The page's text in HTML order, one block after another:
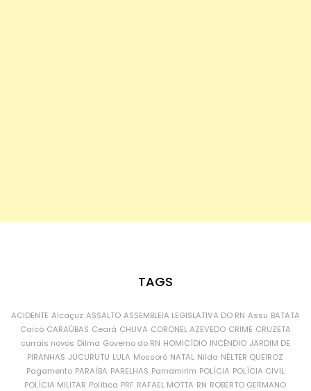
TAGS
ACIDENTE Alcaçuz ASSALTO ASSEMBLEIA LEGISLATIVA DO RN Assu BATATA
Caicó CARAÚBAS Ceará CHUVA CORONEL AZEVEDO CRIME CRUZETA
currais novos Dilma Governo do RN HOMICÍDIO INCÊNDIO JARDIM DE
PIRANHAS JUCURUTU LULA Mossoró NATAL Nilda NÉLTER QUEIROZ
Pagamento PARAÍBA PARELHAS Parnamirim POLÍCIA POLÍCIA CIVIL
POLÍCIA MILITAR Política PRF RAFAEL MOTTA RN ROBERTO GERMANO